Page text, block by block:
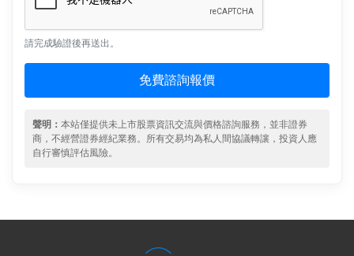
請完成驗證後再送出。
免費諮詢報價
聲明： 本站僅提供未上市股票資訊交流與價格諮詢服務，並非證券
商，不經營證券經紀業務。所有交易均為私人間協議轉讓，投資人應
自行審慎評估風險。